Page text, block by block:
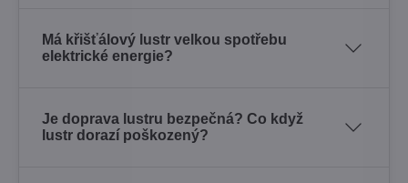
Má křišťálový lustr velkou spotřebu
elektrické energie?
Je doprava lustru bezpečná? Co když
lustr dorazí poškozený?